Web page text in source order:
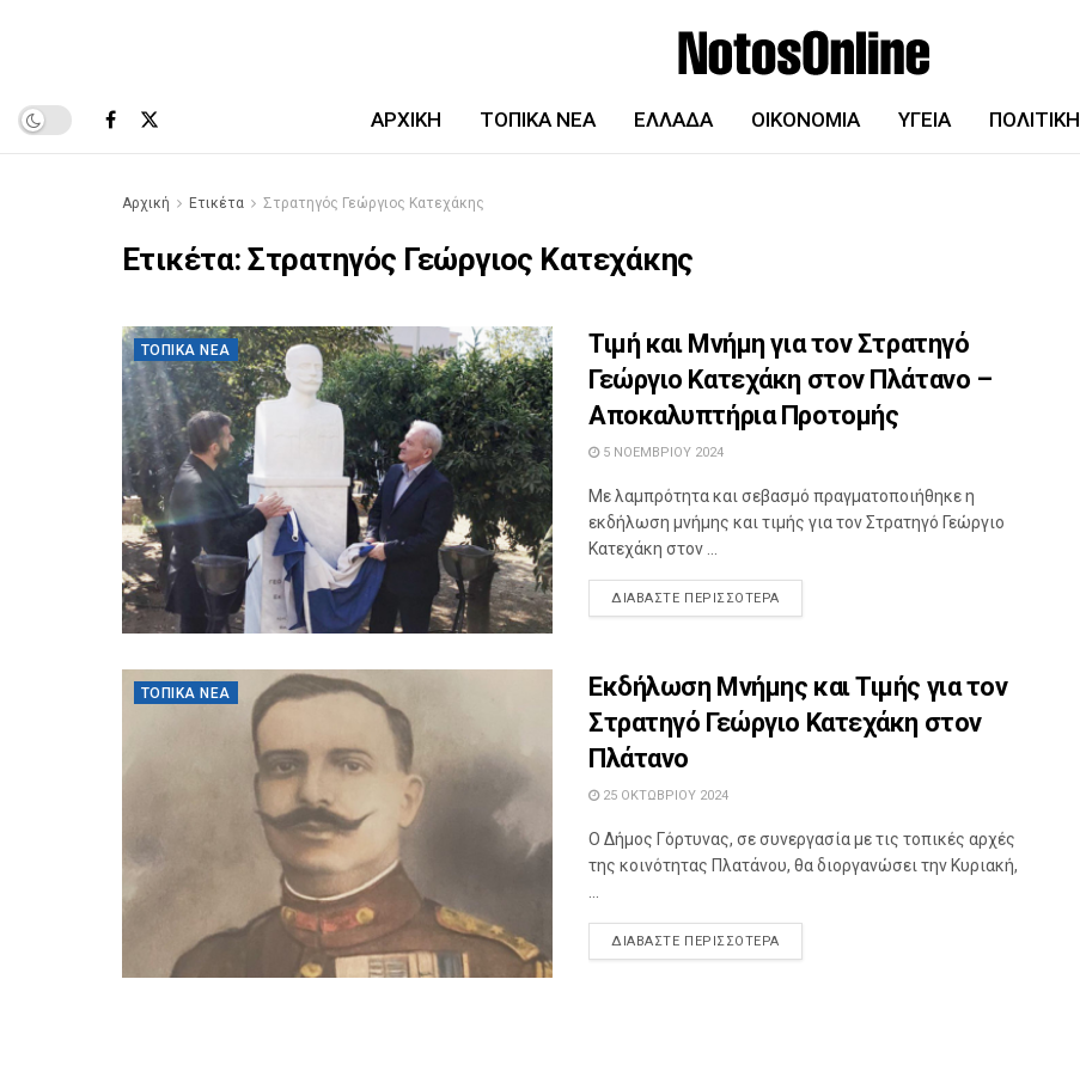
ΑΡΧΙΚΉ ΤΟΠΙΚΆ ΝΈΑ ΕΛΛΆΔΑ ΟΙΚΟΝΟΜΊΑ ΥΓΕΊΑ ΠΟΛΙΤΙΚΉ
Αρχική Ετικέτα Στρατηγός Γεώργιος Κατεχάκης
Ετικέτα:Στρατηγός Γεώργιος Κατεχάκης
ΤΟΠΙΚΆ ΝΈΑ
Τιμή και Μνήμη για τον Στρατηγό
Γεώργιο Κατεχάκη στον Πλάτανο –
Αποκαλυπτήρια Προτομής
5 ΝΟΕΜΒΡΊΟΥ 2024
Με λαμπρότητα και σεβασμό πραγματοποιήθηκε η
εκδήλωση μνήμης και τιμής για τον Στρατηγό Γεώργιο
Κατεχάκη στον ...
ΔΙΑΒΆΣΤΕ ΠΕΡΙΣΣΌΤΕΡΑ
ΤΟΠΙΚΆ ΝΈΑ
Εκδήλωση Μνήμης και Τιμής για τον
Στρατηγό Γεώργιο Κατεχάκη στον
Πλάτανο
25 ΟΚΤΩΒΡΊΟΥ 2024
Ο Δήμος Γόρτυνας, σε συνεργασία με τις τοπικές αρχές
της κοινότητας Πλατάνου, θα διοργανώσει την Κυριακή,
...
ΔΙΑΒΆΣΤΕ ΠΕΡΙΣΣΌΤΕΡΑ